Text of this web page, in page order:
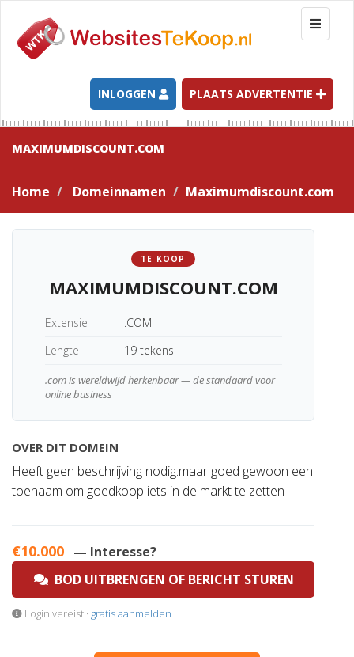
T
o
g
l
e
n
g
a
t
INLOGGEN PLAATS ADVERTENTIE
MAXIMUMDISCOUNT.COM
Home Domeinnamen Maximumdiscount.com
TE KOOP
MAXIMUMDISCOUNT.COM
Extensie
.COM
Lengte
19 tekens
.com is wereldwijd herkenbaar — de standaard voor
online business
OVER DIT DOMEIN
Heeft geen beschrijving nodig.maar goed gewoon een
toenaam om goedkoop iets in de markt te zetten
€10.000 — Interesse?
BOD UITBRENGEN OF BERICHT STUREN
Login vereist · gratis aanmelden